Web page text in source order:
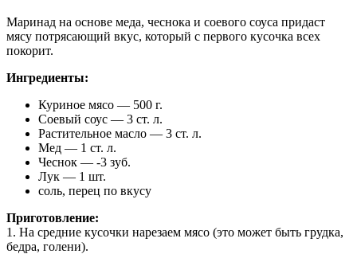
Маринад на основе меда, чеснока и соевого соуса придаст
мясу потрясающий вкус, который с первого кусочка всех
покорит.
Ингредиенты:
Куриное мясо — 500 г.
Соевый соус — 3 ст. л.
Растительное масло — 3 ст. л.
Мед — 1 ст. л.
Чеснок — -3 зуб.
Лук — 1 шт.
соль, перец по вкусу
Приготовление:
1. На средние кусочки нарезаем мясо (это может быть грудка,
бедра, голени).